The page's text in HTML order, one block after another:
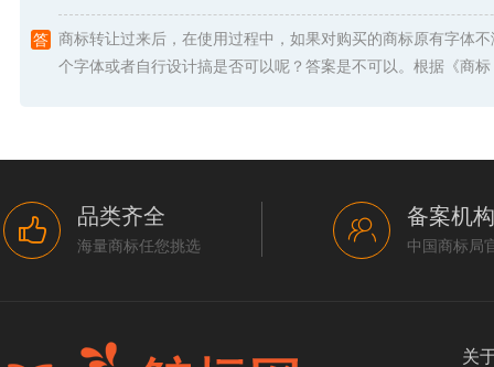
商标转让过来后，在使用过程中，如果对购买的商标原有字体
个字体或者自行设计搞是否可以呢？答案是不可以。根据《商
品类齐全
海量商标任您挑选
备案机构
中国商标局
关